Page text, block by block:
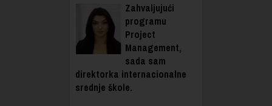
Zahvaljujući
programu
Project
Management,
sada sam
direktorka internacionalne
srednje škole.